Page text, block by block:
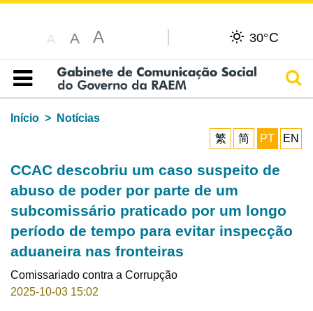
A A A 30°C
Índice
Início
Notícias
繁
简 PT EN
CCAC descobriu um caso suspeito de
abuso de poder por parte de um
subcomissário praticado por um longo
período de tempo para evitar inspecção
aduaneira nas fronteiras
Comissariado contra a Corrupção
2025-10-03 15:02